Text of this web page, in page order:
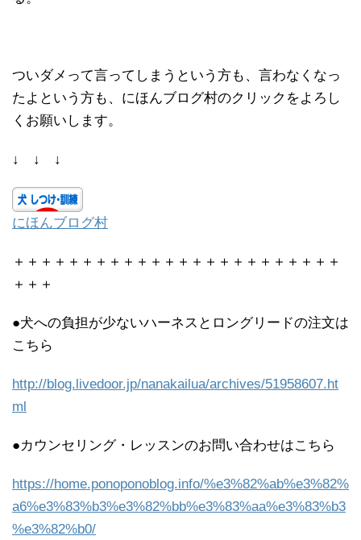
ついダメって言ってしまうという方も、言わなくなっ
たよという方も、にほんブログ村のクリックをよろし
くお願いします。
↓ ↓ ↓
にほんブログ村
＋＋＋＋＋＋＋＋＋＋＋＋＋＋＋＋＋＋＋＋＋＋＋＋
＋＋＋
●犬への負担が少ないハーネスとロングリードの注文は
こちら
http://blog.livedoor.jp/nanakailua/archives/51958607.ht
ml
●カウンセリング・レッスンのお問い合わせはこちら
https://home.ponoponoblog.info/%e3%82%ab%e3%82%
a6%e3%83%b3%e3%82%bb%e3%83%aa%e3%83%b3
%e3%82%b0/